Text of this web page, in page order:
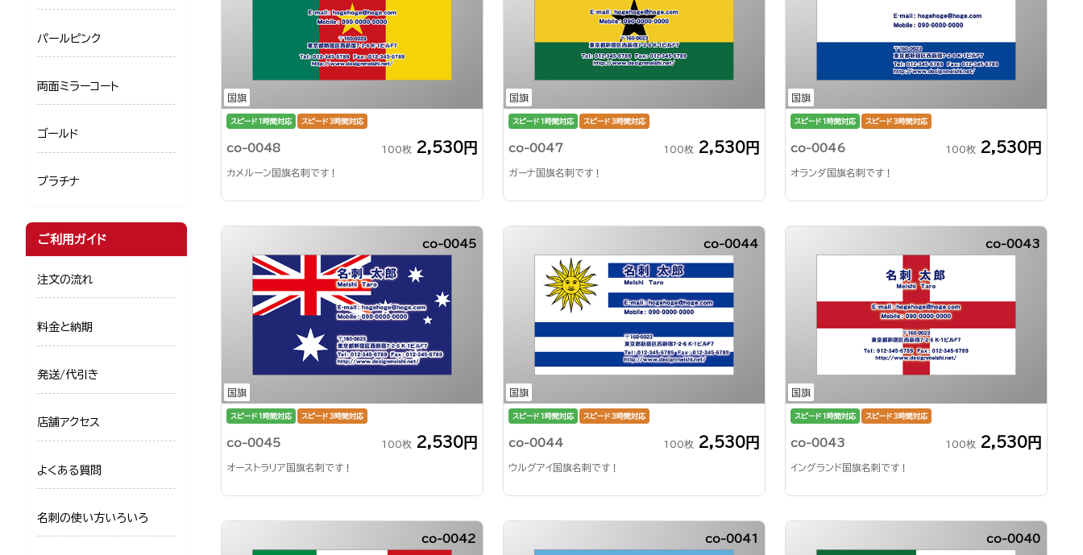
国旗
スピード1時間対応 スピード3時間対応
co-0048 100枚 2,530円
カメルーン国旗名刺です！
国旗
スピード1時間対応 スピード3時間対応
co-0047 100枚 2,530円
ガーナ国旗名刺です！
国旗
スピード1時間対応 スピード3時間対応
co-0046 100枚 2,530円
オランダ国旗名刺です！
国旗
co-0045
スピード1時間対応 スピード3時間対応
co-0045 100枚 2,530円
オーストラリア国旗名刺です！
国旗
co-0044
スピード1時間対応 スピード3時間対応
co-0044 100枚 2,530円
ウルグアイ国旗名刺です！
国旗
co-0043
スピード1時間対応 スピード3時間対応
co-0043 100枚 2,530円
イングランド国旗名刺です！
co-0042 co-0041 co-0040
パールピンク
両面ミラーコート
ゴールド
プラチナ
ご利用ガイド
注文の流れ
料金と納期
発送/代引き
店舗アクセス
よくある質問
名刺の使い方いろいろ